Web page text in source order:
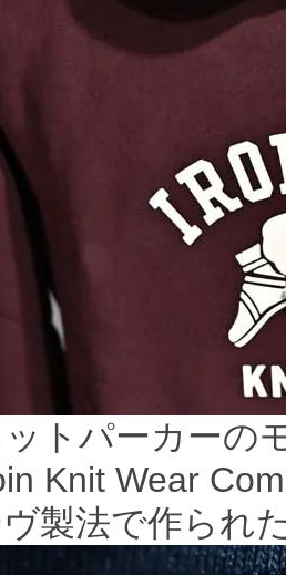
トパーカーの
Knit Wear
製法で作られ